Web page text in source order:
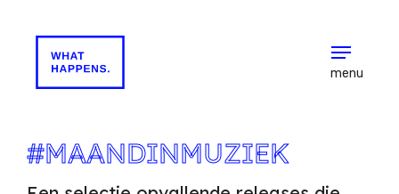
menu
#MAANDINMUZIEK